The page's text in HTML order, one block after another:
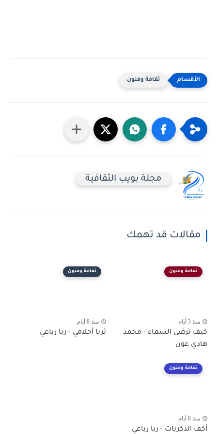
ثقافة وفنون
مجلة بويب الثقافية
مقالات قد تهمك
ثقافة وفنون
منذ 3 أيام
كيف ترضى السماء - محمد
هادي عون
ثقافة وفنون
منذ 8 أيام
ثريا أحلامي - ربا رباعي
ثقافة وفنون
منذ 8 أيام
أكف الذكريات - ربا رباعي